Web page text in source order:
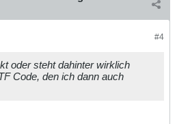
#4
oder steht dahinter wirklich
Code, den ich dann auch